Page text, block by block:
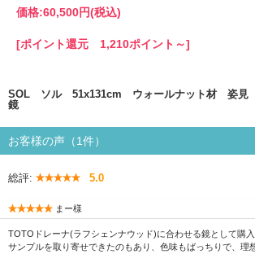
価格:60,500円(税込)
[ポイント還元 1,210ポイント～]
SOL ソル 51x131cm ウォールナット材 姿見
鏡
お客様の声（1件）
総評: 5.0
まー様
TOTOドレーナ(ラフシェンナウッド)に合わせる鏡として購
サンプルを取り寄せできたのもあり、色味もばっちりで、理